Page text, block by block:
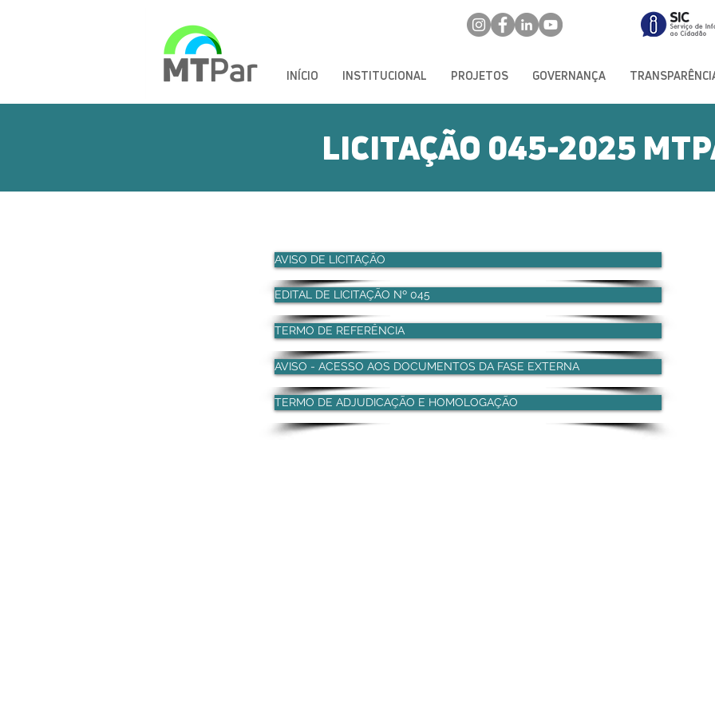
INÍCIO INSTITUCIONAL PROJETOS GOVERNANÇA
LICITAÇÃO 045-2025
AVISO DE LICITAÇÃO
EDITAL DE LICITAÇÃO Nº 045
TERMO DE REFERÊNCIA
AVISO - ACESSO AOS DOCUMENTOS DA FASE EXTERNA
TERMO DE ADJUDICAÇÃO E HOMOLOGAÇÃO